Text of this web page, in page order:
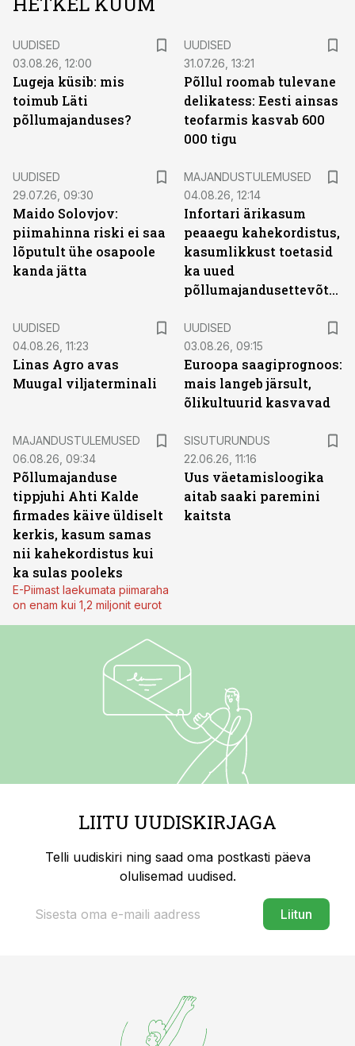
UUDISED
03.08.26, 12:00
Lugeja küsib: mis
toimub Läti
põllumajanduses?
UUDISED
31.07.26, 13:21
Põllul roomab tulevane
delikatess: Eesti ainsas
teofarmis kasvab 600
000 tigu
UUDISED
29.07.26, 09:30
Maido Solovjov:
piimahinna riski ei saa
lõputult ühe osapoole
kanda jätta
MAJANDUSTULEMUSED
04.08.26, 12:14
Infortari ärikasum
peaaegu kahekordistus,
kasumlikkust toetasid
ka uued
põllumajandusettevõtted
UUDISED
04.08.26, 11:23
Linas Agro avas
Muugal viljaterminali
UUDISED
03.08.26, 09:15
Euroopa saagiprognoos:
mais langeb järsult,
õlikultuurid kasvavad
MAJANDUSTULEMUSED
06.08.26, 09:34
Põllumajanduse
tippjuhi Ahti Kalde
firmades käive üldiselt
kerkis, kasum samas
nii kahekordistus kui
ka sulas pooleks
E-Piimast laekumata piimaraha
on enam kui 1,2 miljonit eurot
SISUTURUNDUS
22.06.26, 11:16
Uus väetamisloogika
aitab saaki paremini
kaitsta
LIITU UUDISKIRJAGA
Telli uudiskiri ning saad oma postkasti päeva
olulisemad uudised.
Liitun